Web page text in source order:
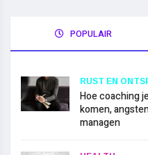
POPULAIR
RUST EN
Hoe coaching
komen,
managen